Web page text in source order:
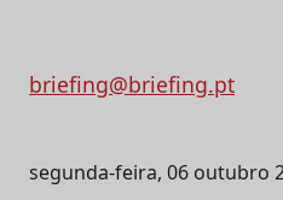
briefing@briefing.pt
segunda-feira, 06 outubro